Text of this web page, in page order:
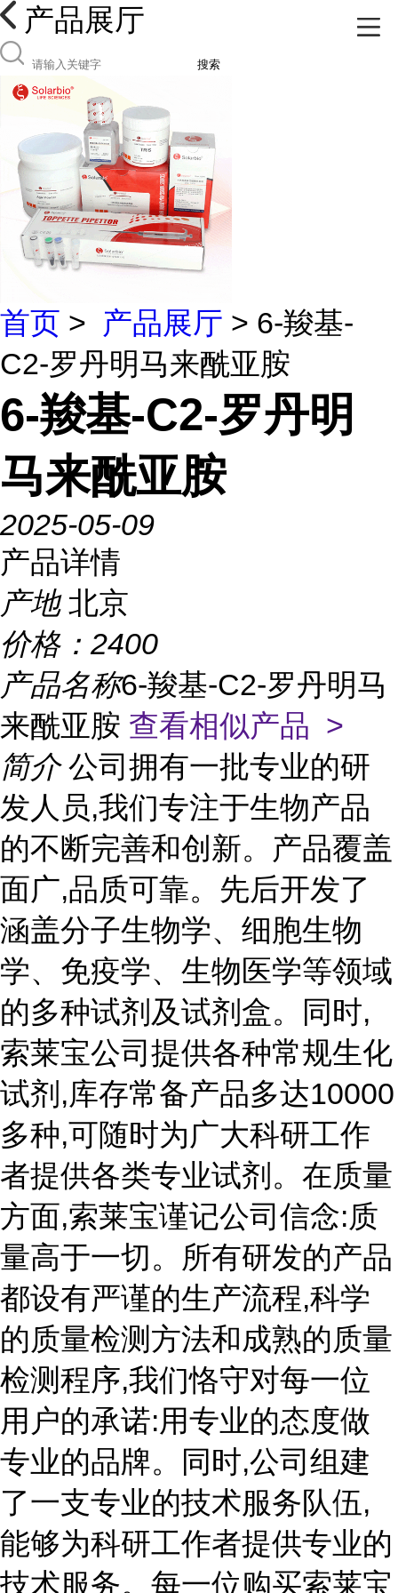
产品展厅
搜索
首页 > 产品展厅 > 6-羧基-
C2-罗丹明马来酰亚胺
6-羧基-C2-罗丹明
马来酰亚胺
2025-05-09
产品详情
产地 北京
价格： 2400
产品名称6-羧基-C2-罗丹明马
来酰亚胺 查看相似产品 >
简介 公司拥有一批专业的研
发人员,我们专注于生物产品
的不断完善和创新。产品覆盖
面广,品质可靠。先后开发了
涵盖分子生物学、细胞生物
学、免疫学、生物医学等领域
的多种试剂及试剂盒。同时,
索莱宝公司提供各种常规生化
试剂,库存常备产品多达10000
多种,可随时为广大科研工作
者提供各类专业试剂。在质量
方面,索莱宝谨记公司信念:质
量高于一切。所有研发的产品
都设有严谨的生产流程,科学
的质量检测方法和成熟的质量
检测程序,我们恪守对每一位
用户的承诺:用专业的态度做
专业的品牌。同时,公司组建
了一支专业的技术服务队伍,
能够为科研工作者提供专业的
技术服务。每一位购买索莱宝